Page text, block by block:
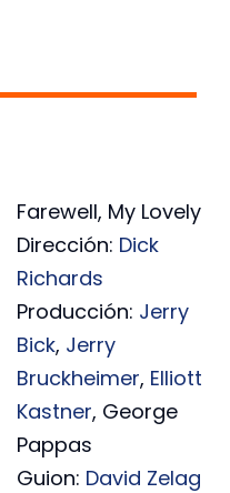
Farewell, My Lovely
Dirección: Dick
Richards
Producción: Jerry
Bick, Jerry
Bruckheimer, Elliott
Kastner, George
Pappas
Guion: David Zelag